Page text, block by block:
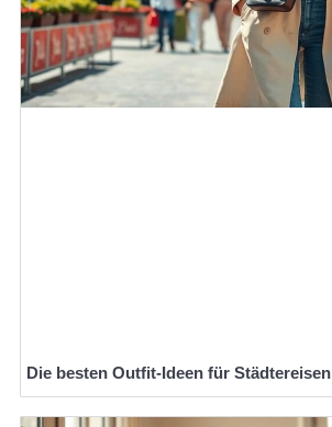
Die besten Outfit-Ideen für Städtereisen